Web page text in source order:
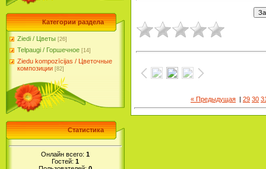
Категории раздела
Ziedi / Цветы [26]
Telpaugi / Горшечное [14]
Ziedu kompozīcijas / Цветочные
композиции [82]
Статистика
Онлайн всего: 1
Гостей: 1
« Предыдущая | 29 30